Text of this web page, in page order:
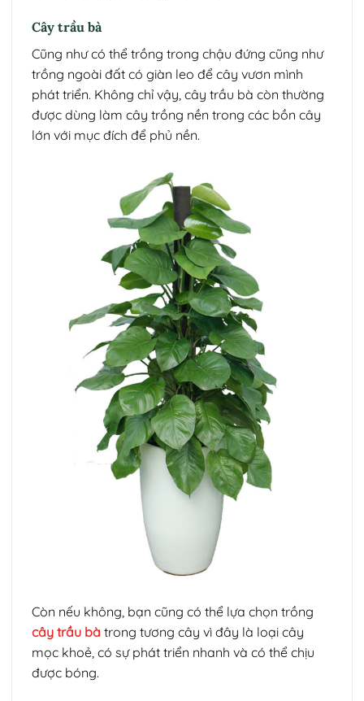
Cây trầu bà
Cũng như có thể trồng trong chậu đứng cũng như
trồng ngoài đất có giàn leo để cây vươn mình
phát triển. Không chỉ vậy, cây trầu bà còn thường
được dùng làm cây trồng nền trong các bồn cây
lớn với mục đích để phủ nền.
Còn nếu không, bạn cũng có thể lựa chọn trồng
cây trầu bà trong tương cây vì đây là loại cây
mọc khoẻ, có sự phát triển nhanh và có thể chịu
được bóng.